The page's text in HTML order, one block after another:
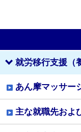
就労移行支援 （
あん摩マッサー
主な就職先およ